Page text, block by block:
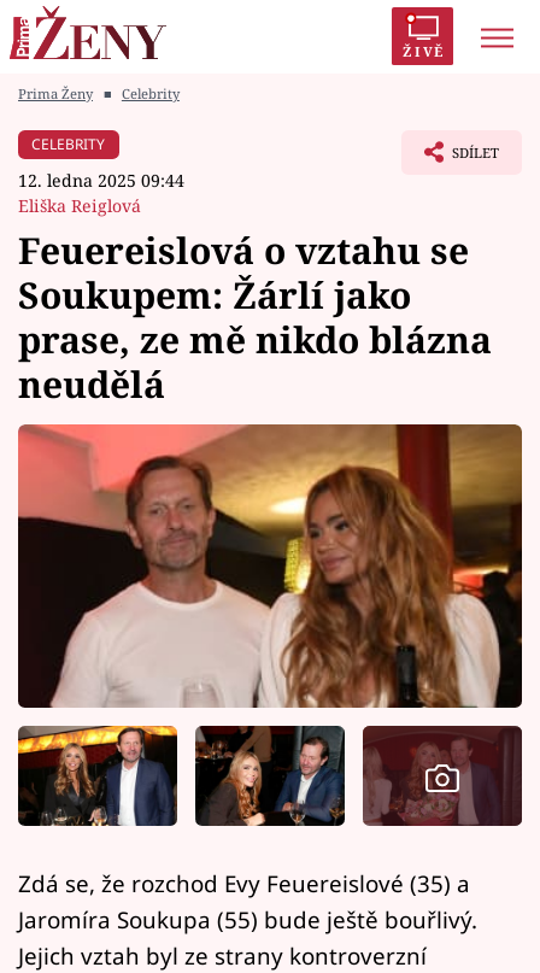
ŽIVĚ
Módní alarm
Témata
Celebrity
Vztahy
Seriály
Horoskopy
Sledujte prima+
Filmový festival Karlovy Vary
Pořady
Mámy sobě
Sledujte nás
Prima Ženy ■ Celebrity
CELEBRITY
12. ledna 2025 09:44
Eliška Reiglová
SDÍLET
Feuereislová o vztahu se
Soukupem: Žárlí jako
prase, ze mě nikdo blázna
neudělá
Zdá se, že rozchod Evy Feuereislové (35) a
Jaromíra Soukupa (55) bude ještě bouřlivý.
Jejich vztah byl ze strany kontroverzní